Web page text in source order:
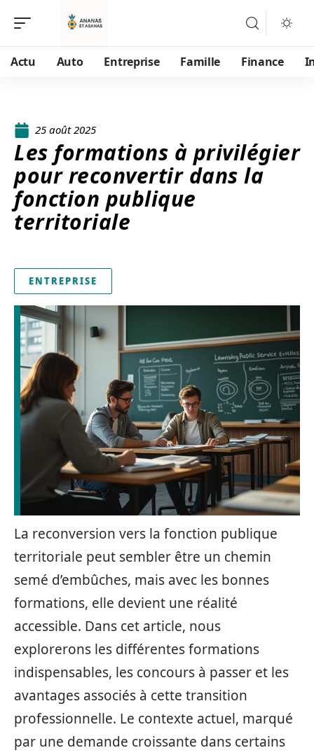
Actu Auto Entreprise Famille Finance
25 août 2025
Les formations à privilégier
pour reconvertir dans la
fonction publique
territoriale
ENTREPRISE
La reconversion vers la fonction publique
territoriale peut sembler être un chemin
semé d’embûches, mais avec les bonnes
formations, elle devient une réalité
accessible. Dans cet article, nous
explorerons les différentes formations
indispensables, les concours à passer et les
avantages associés à cette transition
professionnelle. Le contexte actuel, marqué
par une demande croissante dans certains